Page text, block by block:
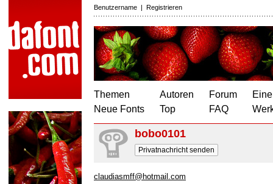
Benutzername | Registrieren
Themen
Neue Fonts
Autoren
Top
Forum
FAQ
bobo0101
Privatnachricht senden
claudiasmff@hotmail.com